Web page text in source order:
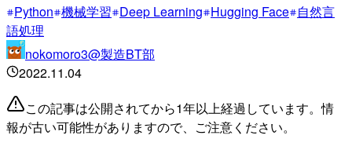
Python 機械学習 Deep Learning Hugging Face 自然言
語処理
nokomoro3@製造BT部
2022.11.04
この記事は公開されてから1年以上経過しています。情
報が古い可能性がありますので、ご注意ください。